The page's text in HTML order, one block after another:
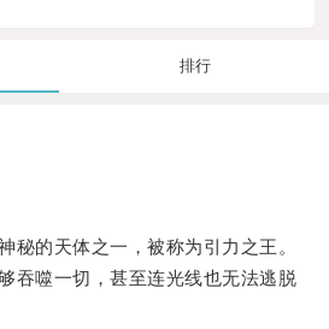
排行
的天体之一，被称为引力之王。
噬一切，甚至连光线也无法逃脱